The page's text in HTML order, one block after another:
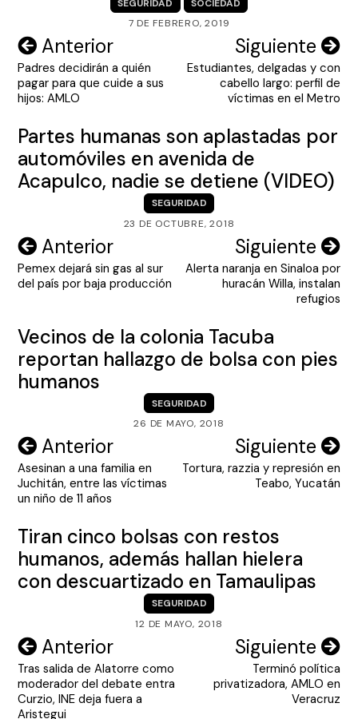
SEGURIDAD
SOCIEDAD
7 DE FEBRERO, 2019
Navegación
de
entradas
Anterior
Padres decidirán a quién
pagar para que cuide a sus
hijos: AMLO
Siguiente
Estudiantes, delgadas y con
cabello largo: perfil de
víctimas en el Metro
Partes humanas son aplastadas por
automóviles en avenida de
Acapulco, nadie se detiene (VIDEO)
SEGURIDAD
23 DE OCTUBRE, 2018
Navegación
de
Anterior
Pemex dejará sin gas al sur
del país por baja producción
Siguiente
Alerta naranja en Sinaloa por
huracán Willa, instalan
refugios
Vecinos de la colonia Tacuba
reportan hallazgo de bolsa con pies
humanos
SEGURIDAD
26 DE MAYO, 2018
Navegación
de
entradas
Anterior
Asesinan a una familia en
Juchitán, entre las víctimas
un niño de 11 años
Siguiente
Tortura, razzia y represión en
Teabo, Yucatán
Tiran cinco bolsas con restos
humanos, además hallan hielera
con descuartizado en Tamaulipas
SEGURIDAD
12 DE MAYO, 2018
Navegación
de
entradas
Anterior
Tras salida de Alatorre como
moderador del debate entra
Curzio, INE deja fuera a
Aristegui
Siguiente
Terminó política
privatizadora, AMLO en
Veracruz